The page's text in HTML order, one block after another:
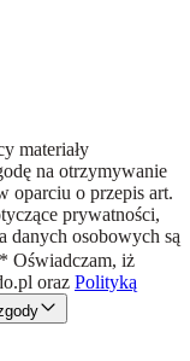
materiały
na otrzymywanie
oparciu o przepis art.
prywatności,
danych osobowych są
* Oświadczam, iż
oraz Polityką